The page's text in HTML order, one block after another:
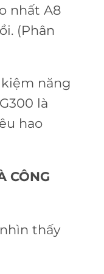
nhất A8
(Phân
năng
là
hao
CÔNG
thấy